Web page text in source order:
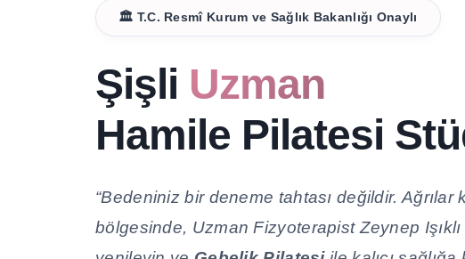
🏛️ T.C. Resmî Kurum ve Sağlık Bakanlığı Onaylı
Şişli Uzman
Hamile Pilatesi
“Bedeniniz bir deneme tahtası değildir.
bölgesinde, Uzman Fizyoterapist Zeynep